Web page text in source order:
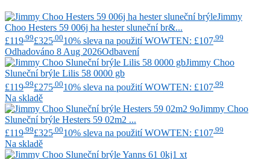
Jimmy
Choo Hesters 59 006j ha hester sluneční br&...
£119 .99£325 .0010% sleva na použití WOWTEN: £107 .99
Odhadováno 8 Aug 2026Odbavení
Jimmy Choo
Sluneční brýle Lilis 58 0000 gb
£119 .99£275 .0010% sleva na použití WOWTEN: £107 .99
Na skladě
Jimmy Choo
Sluneční brýle Hesters 59 02m2 ...
£119 .99£325 .0010% sleva na použití WOWTEN: £107 .99
Na skladě